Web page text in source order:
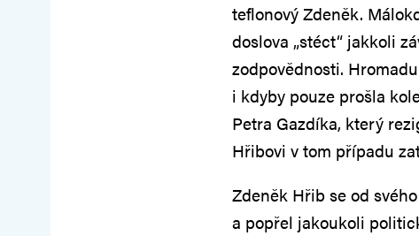
teflonový Zdeněk.
doslova „stéct“ jakkoli
zodpovědnosti.
i kdyby pouze prošla
Petra Gazdíka, který
Hřibovi v tom případu
Zdeněk Hřib se od
a popřel jakoukoli